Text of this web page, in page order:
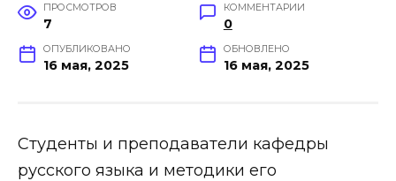
ПРОСМОТРОВ
7
КОММЕНТАРИИ
0
ОПУБЛИКОВАНО
16 мая, 2025
ОБНОВЛЕНО
16 мая, 2025
Студенты и преподаватели кафедры
русского языка и методики его